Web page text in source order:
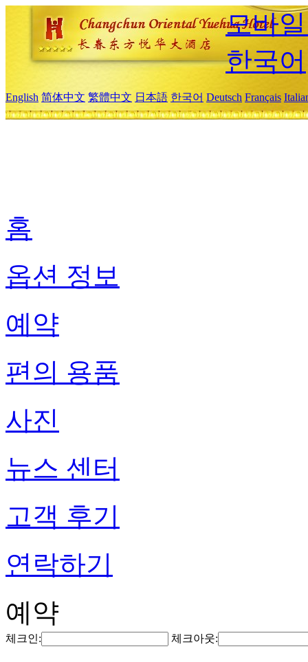
모바
한국어
English 简体中文 繁體中文 日本語 한국어 Deutsch Français
홈
옵션 정보
예약
편의 용품
사진
뉴스 센터
고객 후기
연락하기
예약
체크인: 체크아웃: